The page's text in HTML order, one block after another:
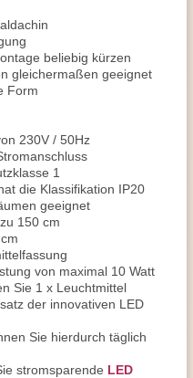
beliebig kürzen
gleichermaßen geeignet
Form
230V / 50Hz
1
die Klassifikation IP20
geeignet
150 cm
von maximal 10 Watt
Sie 1 x Leuchtmittel
der innovativen LED
Sie hierdurch täglich
stromsparende LED